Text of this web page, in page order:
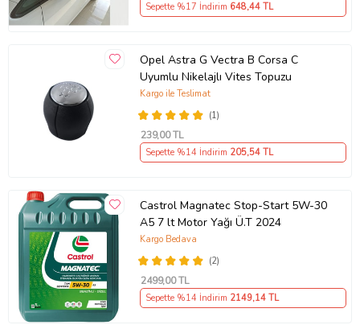
Sepette %17 İndirim 648,44 TL
Opel Astra G Vectra B Corsa C
Uyumlu Nikelajlı Vites Topuzu
(1)
Kargo ile Teslimat
239,00 TL
Sepette %14 İndirim 205,54 TL
Castrol Magnatec Stop-Start 5W-30
A5 7 lt Motor Yağı Ü.T 2024
(2)
Kargo Bedava
2499,00 TL
Sepette %14 İndirim 2149,14 TL